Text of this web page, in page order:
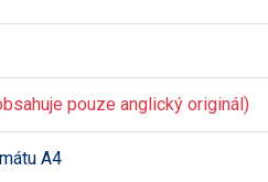
pouze anglický originál)
A4